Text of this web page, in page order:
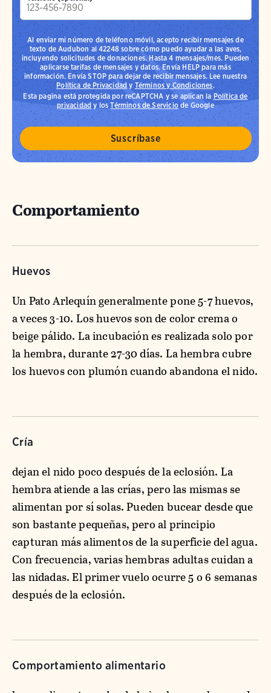
Al enviar mi número de teléfono móvil, acepto recibir mensajes de
texto de Audubon al 42248 sobre cómo puedo ayudar a las aves,
incluyendo solicitudes de donaciones. Hasta 4 mensajes/mes. Pueden
aplicarse tarifas de mensajes y datos. Envía HELP para más
información. Envía STOP para dejar de recibir mensajes. Lee nuestra
Política de PrivacidadyTérminos y Condiciones.
Esta pagina está protegida por reCAPTCHA y se aplican laPolítica de
privacidady losTérminos de Serviciode Google
Comportamiento
Huevos
Un Pato Arlequín generalmente pone 5-7 huevos,
a veces 3-10. Los huevos son de color crema o
beige pálido. La incubación es realizada solo por
la hembra, durante 27-30 días. La hembra cubre
los huevos con plumón cuando abandona el nido.
Cría
dejan el nido poco después de la eclosión. La
hembra atiende a las crías, pero las mismas se
alimentan por sí solas. Pueden bucear desde que
son bastante pequeñas, pero al principio
capturan más alimentos de la superficie del agua.
Con frecuencia, varias hembras adultas cuidan a
las nidadas. El primer vuelo ocurre 5 o 6 semanas
después de la eclosión.
Comportamiento alimentario